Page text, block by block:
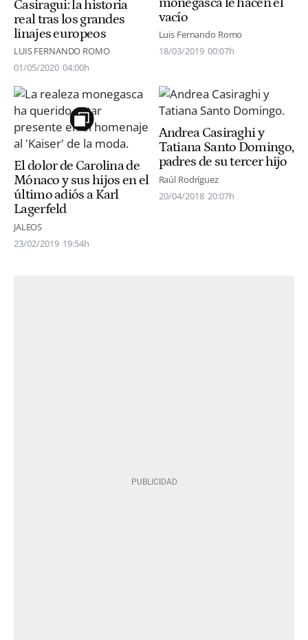
Casiragui: la historia
real tras los grandes
linajes europeos
LUIS FERNANDO ROMO
01/05/2020 04:00h
vacío
Luis Fernando Romo
18/03/2019 00:07h
El dolor de Carolina de
Mónaco y sus hijos en el
último adiós a Karl
Lagerfeld
JALEOS
23/02/2019 19:54h
Andrea Casiraghi y
Tatiana Santo Domingo,
padres de su tercer hijo
Raúl Rodríguez
20/04/2018 20:07h